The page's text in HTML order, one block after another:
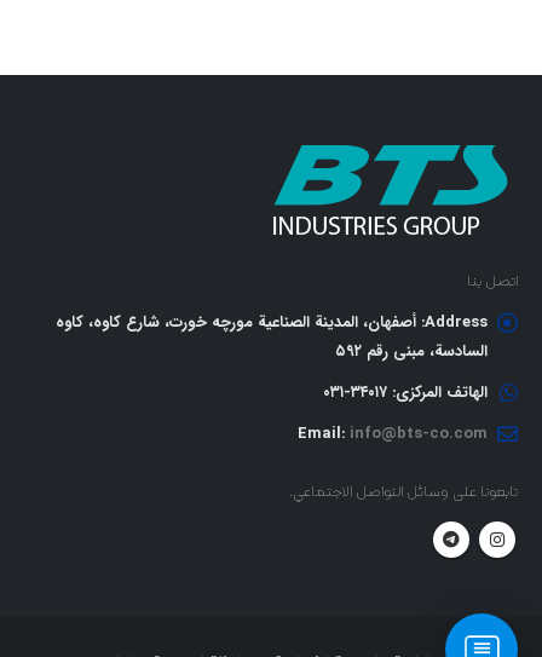
اتصل بنا
Address: أصفهان، المدينة الصناعية مورچه خورت، شارع كاوه، كاوه
السادسة، مبنى رقم ٥٩٢
الهاتف المركزي: ٣٤٠١٧-٠٣١
Email: info@bts-co.com
تابعونا على وسائل التواصل الاجتماعي.